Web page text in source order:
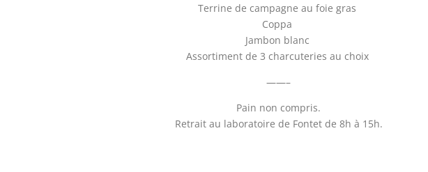
Terrine de campagne au foie gras
Coppa
Jambon blanc
Assortiment de 3 charcuteries au choix
——–
Pain non compris.
Retrait au laboratoire de Fontet de 8h à 15h.